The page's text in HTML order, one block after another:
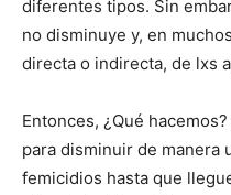
diferentes tipos. Sin
no disminuye y, en
directa o indirecta, de lxs
Entonces, ¿Qué
para disminuir de manera
femicidios hasta que